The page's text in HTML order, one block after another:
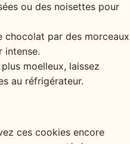
ou des noisettes pour
chocolat par des morceaux
intense.
moelleux, laissez
au réfrigérateur.
ces cookies encore